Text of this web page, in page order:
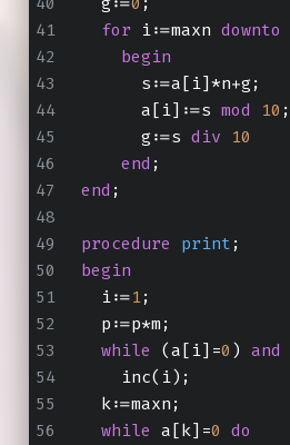
for i:=maxn downto
begin
      s:=a[i]*n+g;
      a[i]:=s
mod 10 ;
      g:=s
div 10
end ;
end ;
procedure print ;
begin
  i:=
1;
  p:=p*m;
while (a[i]=0 ) and
    inc(i);
  k:=maxn;
while a[k]=0 do